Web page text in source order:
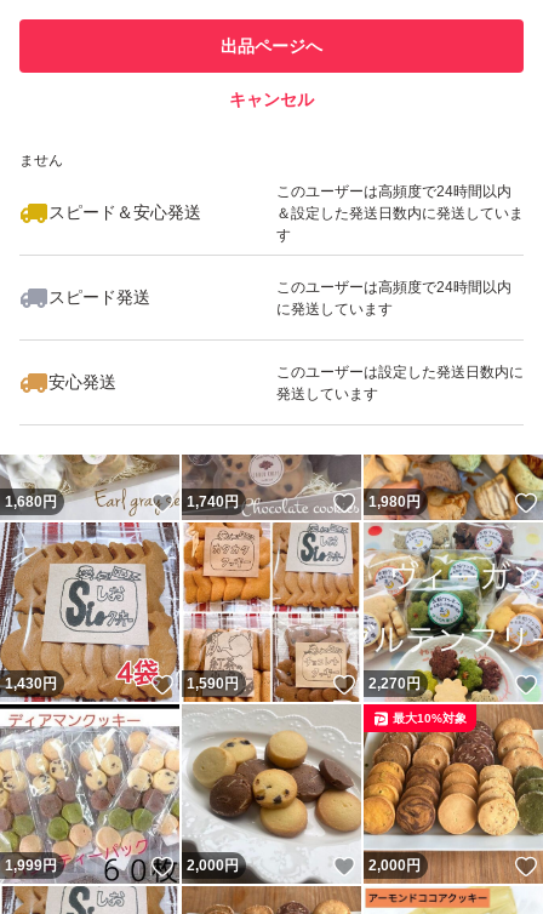
での取引実績があります
ません
スピード＆安心発送
このユーザーは高頻度で24時間以内
＆設定した発送日数内に発送していま
す
スピード発送
このユーザーは高頻度で24時間以内
に発送しています
安心発送
このユーザーは設定した発送日数内に
発送しています
出品ページへ
キャンセル
いいね！
1,500
1,680円 いいね！
1,740円 いいね！
1,980円
1,430円 いいね！
1,590円 いいね！
2,270円
1,999円 いいね！
2,000円 いいね！
2,000円
最大10%対象